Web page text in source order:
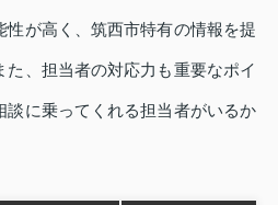
が高く、筑西市特有の情報を提
、担当者の対応力も重要なポイ
談に乗ってくれる担当者がいるか